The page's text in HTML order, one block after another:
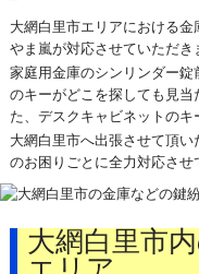
大網白里市エリアにおける
やま嵐が対応させていただき
家庭用金庫のシンリンダー
のキーがどこを探しても見
た、デスクキャビネットのキ
大網白里市へ出張させて頂
のお困りごとに全力対応させ
大網白里市